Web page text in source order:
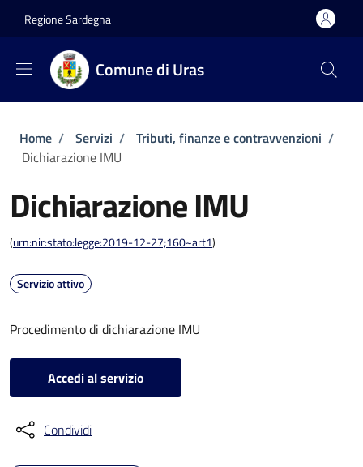
Regione Sardegna
Comune di Uras
Briciole di pane
Home / Servizi / Tributi, finanze e contravvenzioni /
Dichiarazione IMU
Dichiarazione IMU
(urn:nir:stato:legge:2019-12-27;160~art1)
Servizio attivo
Procedimento di dichiarazione IMU
Accedi al servizio
Condividi